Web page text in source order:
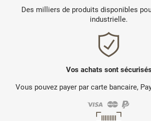
Des milliers de produits disponibles
industrielle.
Vos achats sont sécurisés
Vous pouvez payer par carte bancaire,